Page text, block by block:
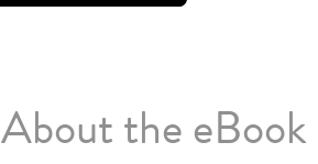
About the eBook